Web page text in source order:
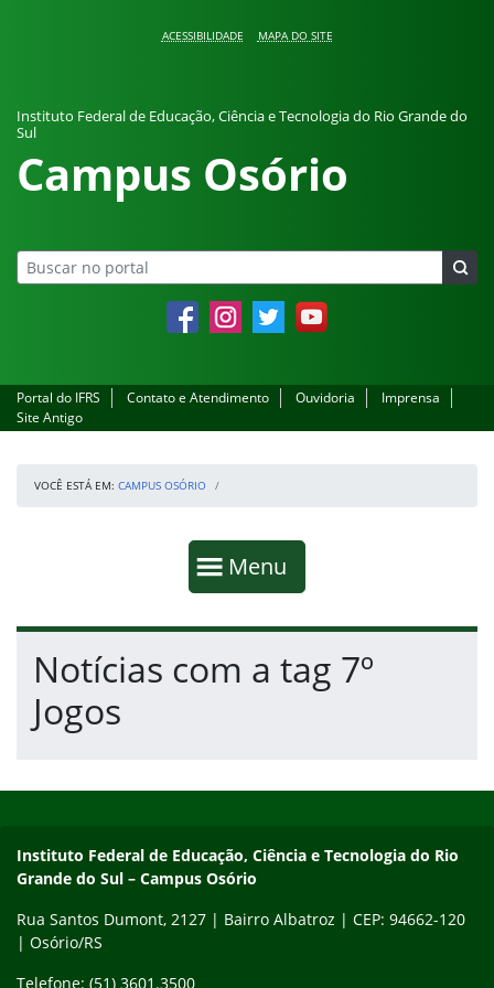
ACESSIBILIDADE MAPA DO SITE
Instituto Federal de Educação, Ciência e Tecnologia do Rio Grande do
Sul
Campus Osório
FacebookInstagramTwitter YouTube
Portal do IFRS Contato e Atendimento Ouvidoria
Imprensa
Site Antigo
VOCÊ ESTÁ EM: CAMPUS OSÓRIO
Mostrar
Menu
Fim da navegação
Início do conteúdo
Notícias com a tag 7º
Jogos
Instituto Federal de Educação, Ciência e Tecnologia do Rio
Instituto Federal de Educação, Ciência e Tecnologia do Rio
Grande do Sul – Campus Osório
Rua Santos Dumont, 2127 | Bairro Albatroz | CEP: 94662-120
| Osório/RS
Telefone: (51) 3601.3500